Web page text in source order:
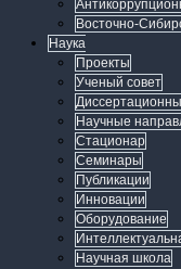
Восточно-
Наука
Проекты
Ученый совет
Научные
Стационар
Семинары
Публикации
Инновации
Оборудование
Научная школа